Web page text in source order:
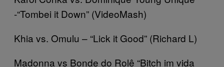
-“Tombei it Down” (VideoMash)
Khia vs. Omulu – “Lick it Good” (Richard L)
Madonna vs Bonde do Rolê “Bitch im vida